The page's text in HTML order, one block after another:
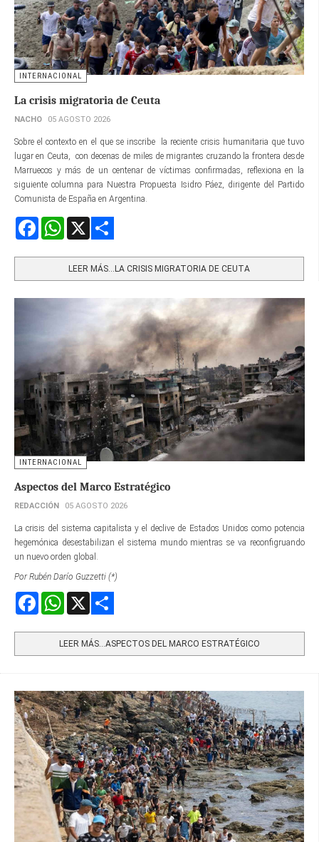
INTERNACIONAL
La crisis migratoria de Ceuta
NACHO 05 AGOSTO 2026
Sobre el contexto en el que se inscribe la reciente crisis humanitaria que tuvo
lugar en Ceuta, con decenas de miles de migrantes cruzando la frontera desde
Marruecos y más de un centenar de víctimas confirmadas, reflexiona en la
siguiente columna para Nuestra Propuesta Isidro Páez, dirigente del Partido
Comunista de España en Argentina.
FacebookWhatsApp
LEER MÁS…LA CRISIS MIGRATORIA DE CEUTA
INTERNACIONAL
Aspectos del Marco Estratégico
REDACCIÓN 05 AGOSTO 2026
La crisis del sistema capitalista y el declive de Estados Unidos como potencia
hegemónica desestabilizan el sistema mundo mientras se va reconfigruando
un nuevo orden global.
Por Rubén Darío Guzzetti (*)
FacebookWhatsApp
LEER MÁS…ASPECTOS DEL MARCO ESTRATÉGICO